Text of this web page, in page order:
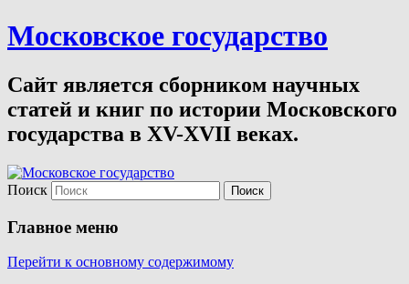
Московское государство
Сайт является сборником научных
статей и книг по истории Московского
государства в XV-XVII веках.
Поиск
Главное меню
Перейти к основному содержимому